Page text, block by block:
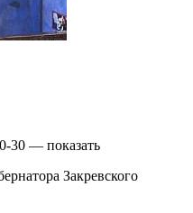
30 — показать
Закревского